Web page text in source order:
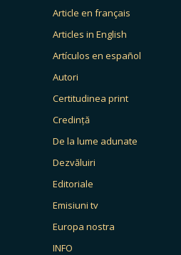
Article en français
Articles in English
Artículos en español
Autori
Certitudinea print
Credință
De la lume adunate
Dezvăluiri
Editoriale
Emisiuni tv
Europa nostra
INFO